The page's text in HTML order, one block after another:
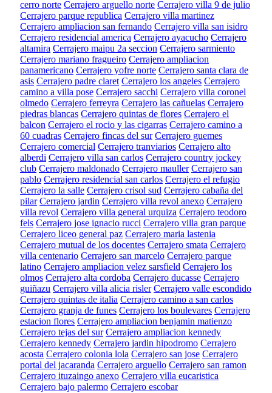
cerro norte Cerrajero arguello norte Cerrajero villa 9 de julio
Cerrajero parque republica Cerrajero villa martinez
Cerrajero ampliacion san fernando Cerrajero villa san isidro
Cerrajero residencial america Cerrajero ayacucho Cerrajero
altamira Cerrajero maipu 2a seccion Cerrajero sarmiento
Cerrajero mariano fragueiro Cerrajero ampliacion
panamericano Cerrajero yofre norte Cerrajero santa clara de
asis Cerrajero padre claret Cerrajero los angeles Cerrajero
camino a villa pose Cerrajero sacchi Cerrajero villa coronel
olmedo Cerrajero ferreyra Cerrajero las cañuelas Cerrajero
piedras blancas Cerrajero quintas de flores Cerrajero el
balcon Cerrajero el rocio y las cigarras Cerrajero camino a
60 cuadras Cerrajero fincas del sur Cerrajero guemes
Cerrajero comercial Cerrajero tranviarios Cerrajero alto
alberdi Cerrajero villa san carlos Cerrajero country jockey
club Cerrajero maldonado Cerrajero mauller Cerrajero san
pablo Cerrajero residencial san carlos Cerrajero el refugio
Cerrajero la salle Cerrajero crisol sud Cerrajero cabaña del
pilar Cerrajero jardin Cerrajero villa revol anexo Cerrajero
villa revol Cerrajero villa general urquiza Cerrajero teodoro
fels Cerrajero jose ignacio rucci Cerrajero villa gran parque
Cerrajero liceo general paz Cerrajero maria lastenia
Cerrajero mutual de los docentes Cerrajero smata Cerrajero
villa centenario Cerrajero san marcelo Cerrajero parque
latino Cerrajero ampliacion velez sarsfield Cerrajero los
olmos Cerrajero alta cordoba Cerrajero ducasse Cerrajero
guiñazu Cerrajero villa alicia risler Cerrajero valle escondido
Cerrajero quintas de italia Cerrajero camino a san carlos
Cerrajero granja de funes Cerrajero los boulevares Cerrajero
estacion flores Cerrajero ampliacion benjamin matienzo
Cerrajero tejas del sur Cerrajero ampliacion kennedy
Cerrajero kennedy Cerrajero jardin hipodromo Cerrajero
acosta Cerrajero colonia lola Cerrajero san jose Cerrajero
portal del jacaranda Cerrajero arguello Cerrajero san ramon
Cerrajero ituzaingo anexo Cerrajero villa eucaristica
Cerrajero bajo palermo Cerrajero escobar